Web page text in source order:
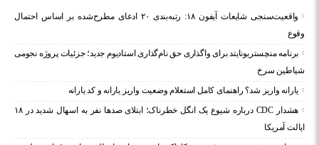
واقعیت‌سنجی شایعات آیفون ۱۸: رتبه‌بندی ۲۰ ادعای مطرح‌شده بر اساس احتمال
وقوع
برنامه منچستریونایتد برای واگذاری حق نام‌گذاری استادیوم جدید؛ جزئیات پروژه نجومی
شیاطین سرخ
یارانه واریز شد؟ راهنمای کامل استعلام وضعیت واریز یارانه و کد یارانه
هشدار CDC درباره شیوع یک انگل خطرناک؛ ابتلای صدها نفر به اسهال شدید در ۱۸
ایالت آمریکا